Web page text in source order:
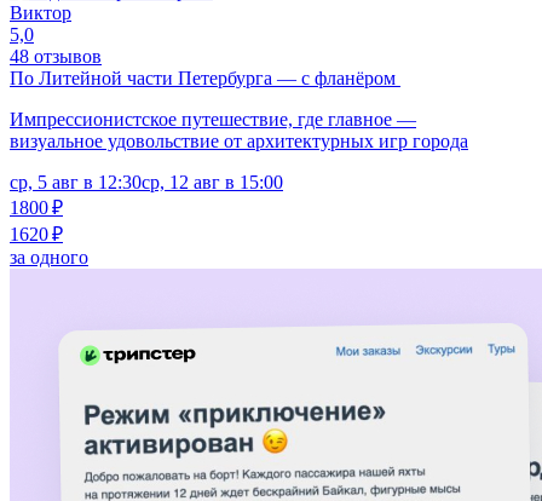
Виктор
5,0
48 отзывов
По Литейной части Петербурга — с фланёром
Импрессионистское путешествие, где главное —
визуальное удовольствие от архитектурных игр города
ср, 5 авг в 12:30ср, 12 авг в 15:00
1800 ₽
1620 ₽
за одного